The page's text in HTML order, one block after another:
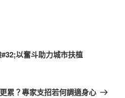
以奮斗助力城市扶植
累？專家支招若何調適身心